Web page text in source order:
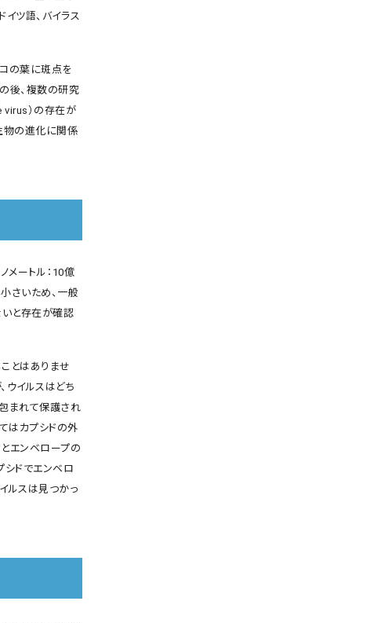
イツ語、バイラス
の葉に斑点を
後、複数の研究
virus）の存在が
物の進化に関係
メートル：10億
さいため、一般
と存在が確認
とはありませ
ウイルスはどち
まれて保護され
はカプシドの外
エンベロープの
シドでエンベロ
ルスは見つかっ